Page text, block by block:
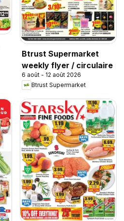
Btrust Supermarket
weekly flyer / circulaire
6 août - 12 août 2026
Btrust Supermarket